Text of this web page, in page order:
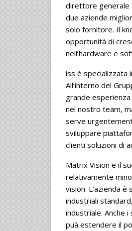
direttore generale
due aziende
solo fornitore. Il
opportunità di
nell’hardware e
iss è specializzata
All’interno del
grande
nel nostro team,
serve
sviluppare
clienti soluzioni di
Matrix Vision e il
relativamente
vision. L’azienda
industriali
industriale. Anche
puà estendere il